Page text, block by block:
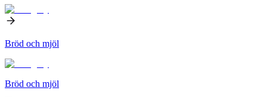
Bröd och mjöl
Bröd och mjöl